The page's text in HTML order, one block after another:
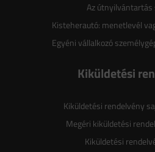
Az útnyilvántartás
Kisteherautó: menetlevél
Egyéni vállalkozó
Kiküldetési
Kiküldetési rendelvény
Megéri kiküldetési
Kiküldetési